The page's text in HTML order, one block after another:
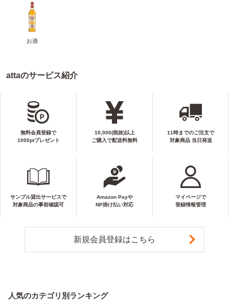
お酒
attaのサービス紹介
無料会員登録で
1000ptプレゼント
10,000(税抜)以上
ご購入で配送料無料
11時までのご注文で
対象商品 当日発送
サンプル貸出サービスで
対象商品の事前確認可
Amazon Payや
NP掛け払い対応
マイページで
登録情報管理
新規会員登録はこちら
人気のカテゴリ別ランキング